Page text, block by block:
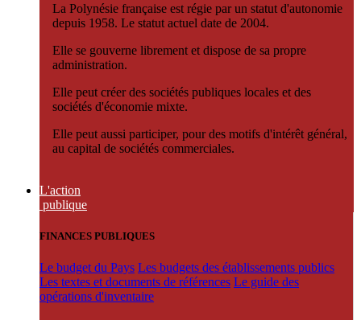
La Polynésie française est régie par un statut d'autonomie
depuis 1958. Le statut actuel date de 2004.
Elle se gouverne librement et dispose de sa propre
administration.
Elle peut créer des sociétés publiques locales et des
sociétés d'économie mixte.
Elle peut aussi participer, pour des motifs d'intérêt général,
au capital de sociétés commerciales.
L'action
publique
FINANCES PUBLIQUES
Le budget du Pays Les budgets des établissements publics
Les textes et documents de références Le guide des
opérations d'inventaire